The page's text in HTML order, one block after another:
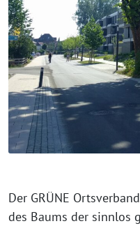
Der GRÜNE
des Baums der sinn­los